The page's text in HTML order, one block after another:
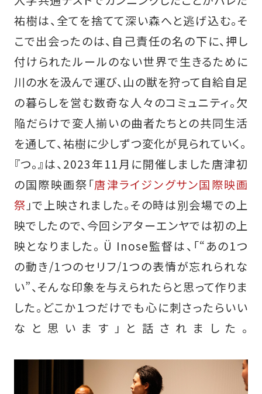
祐樹は、全てを捨てて深い森へと逃げ込む。そ
こで出会ったのは、⾃⼰責任の名の下に、押し
付けられたルールのない世界で⽣きるために
川の⽔を汲んで運び、⼭の獣を狩って⾃給⾃⾜
の暮らしを営む数奇な⼈々のコミュニティ。⽋
陥だらけで変⼈揃いの曲者たちとの共同⽣活
を通して、祐樹に少しずつ変化が⾒られていく。
『つ。』は、2023年11月に開催しました唐津初
の国際映画祭「唐津ライジングサン国際映画
祭」で上映されました。その時は別会場での上
映でしたので、今回シアターエンヤでは初の上
映となりました。 Ü Inose監督は、「“あの1つ
の動き/1つのセリフ/1つの表情が忘れられな
い”、そんな印象を与えられたらと思って作りま
した。どこか１つだけでも心に刺さったらいい
なと思います」と話されました。